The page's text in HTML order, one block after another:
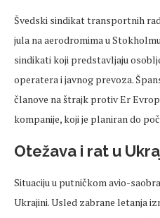
Švedski sindikat transportnih
jula na aerodromima u
sindikati koji predstavljaju
operatera i javnog prevoza.
članove na štrajk protiv Er
kompanije, koji je planiran do
Otežava i rat u
Situaciju u putničkom avio-
Ukrajini. Usled zabrane letanja